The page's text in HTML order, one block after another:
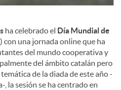
ha celebrado el Día Mundial de
con una jornada online que ha
del mundo cooperativa y
del ámbito catalán pero
de la diada de este año -
la sesión se ha centrado en